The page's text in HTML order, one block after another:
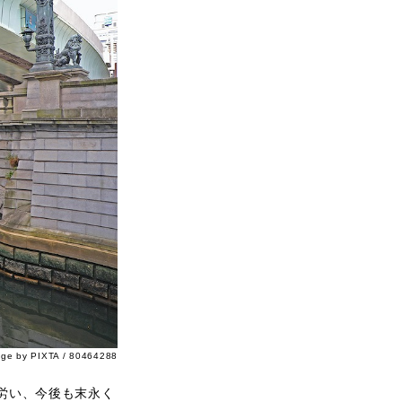
by PIXTA / 80464288
い、今後も末永く